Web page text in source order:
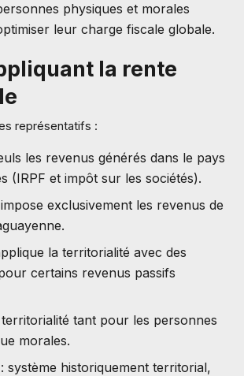
physiques et morales
leur charge fiscale globale.
la rente
représentatifs :
les revenus générés dans le pays
(IRPF et impôt sur les sociétés).
exclusivement les revenus de
la territorialité avec des
certains revenus passifs
territorialité tant pour les personnes
morales.
: système historiquement territorial,